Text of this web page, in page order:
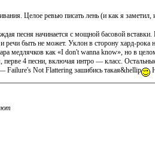
Целое ревью писать лень (и как я
песня начинается с мощной басовой
речи быть не может. Уклон в сторону хард-
медлячков как «I don't wanna know», но в
4 песни, включая интро — класс.
Failure's Not Flattering зашибись такая&hellip